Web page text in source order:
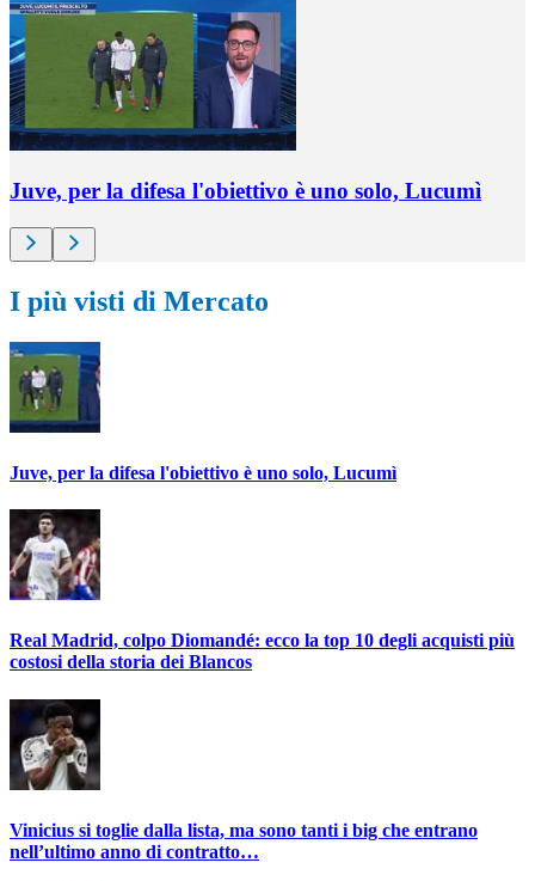
Juve, per la difesa l'obiettivo è uno solo, Lucumì
I più visti di Mercato
Juve, per la difesa l'obiettivo è uno solo, Lucumì
Real Madrid, colpo Diomandé: ecco la top 10 degli acquisti più
costosi della storia dei Blancos
Vinicius si toglie dalla lista, ma sono tanti i big che entrano
nell’ultimo anno di contratto…